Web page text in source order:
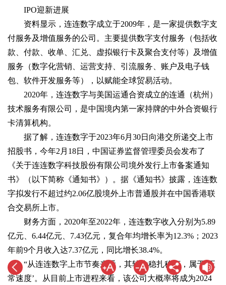
IPO迎新进展
资料显示，连连数字成立于2009年，是一家提供数字支
付服务及增值服务的公司。主要提供数字支付服务（包括收
款、付款、收单、汇兑、虚拟银行卡及聚合支付等）及增值
服务（数字化营销、运营支持、引流服务、账户及电子钱
包、软件开发服务等），以赋能全球贸易活动。
2020年，连连数字与美国运通合资成立的连通（杭州）
技术服务有限公司，是中国境内第一家持牌的中外合资银行
卡清算机构。
据了解，连连数字于2023年6月30日向港交所递交上市
招股书，今年2月18日，中国证券监督管理委员会发布了
《关于连连数字科技股份有限公司境外发行上市备案通知
书》（以下简称《通知书》）。据《通知书》披露，连连数
字拟发行不超过约2.06亿股境外上市普通股并在中国香港联
合交易所上市。
财务方面，2020年至2022年，连连数字收入分别为5.89
亿元、6.44亿元、7.43亿元，复合年均增长率为12.3%；2023
年前9个月收入达7.37亿元，同比增长38.4%。
“从连连数字上市节奏来看，其较为稳扎稳打，属于‘正
常速度’。从目前上市进程来看，该公司大概率将成为2024